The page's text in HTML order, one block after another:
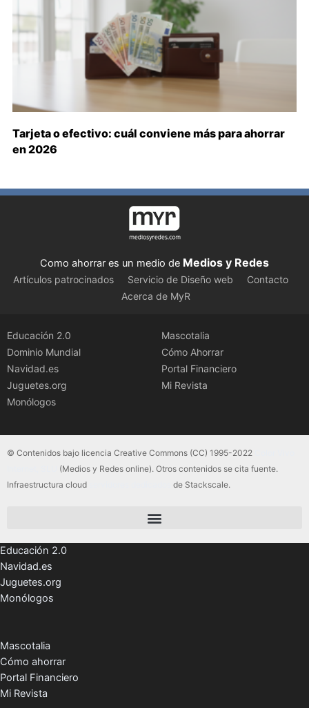
Tarjeta o efectivo: cuál conviene más para ahorrar
en 2026
Como ahorrar es un medio de Medios y Redes
Artículos patrocinados Servicio de Diseño web
Contacto
Acerca de MyR
Educación 2.0
Dominio Mundial
Navidad.es
Juguetes.org
Monólogos
Mascotalia
Cómo Ahorrar
Portal Financiero
Mi Revista
© Contenidos bajo licencia Creative Commons (CC) 1995-2022
(Medios y Redes online). Otros contenidos se cita fuente.
Infraestructura cloud
de Stackscale.
Educación 2.0
Navidad.es
Juguetes.org
Monólogos
Mascotalia
Cómo ahorrar
Portal Financiero
Mi Revista